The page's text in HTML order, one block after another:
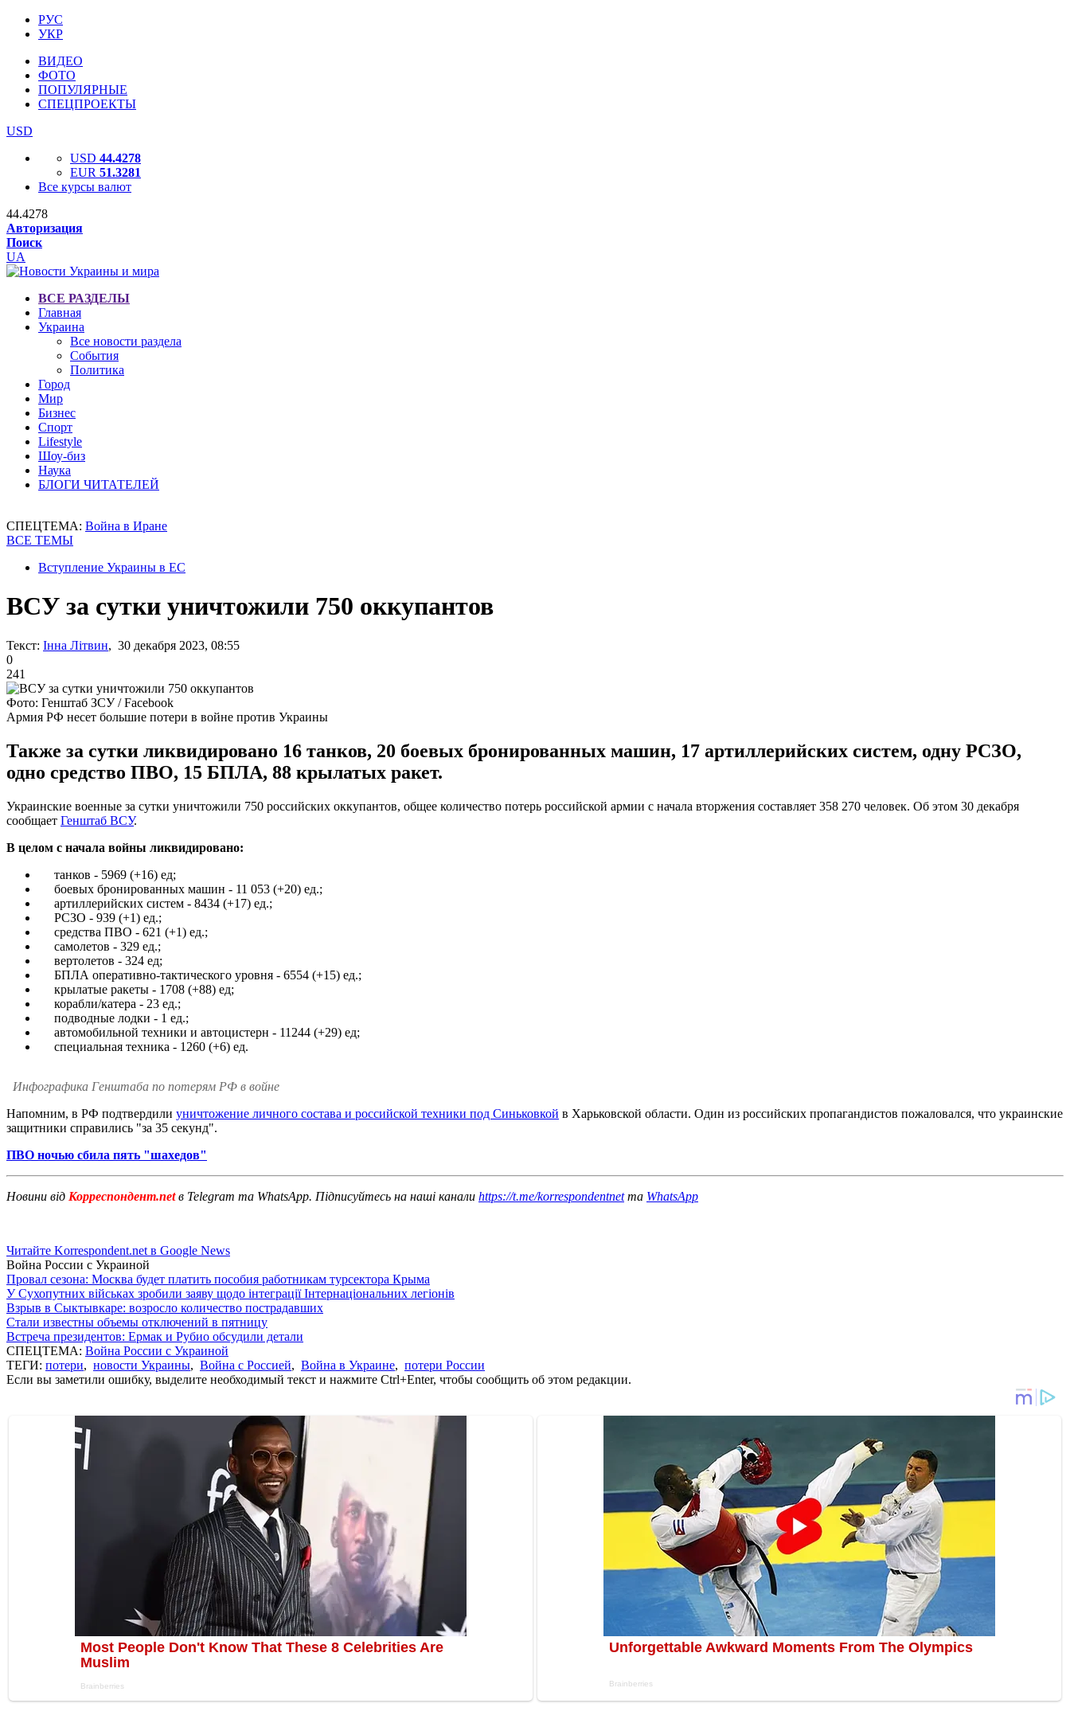
РУС
УКР
ВИДЕО
ФОТО
ПОПУЛЯРНЫЕ
СПЕЦПРОЕКТЫ
USD
USD 44.4278
EUR 51.3281
Все курсы валют
44.4278
Авторизация
Поиск
UA
ВСЕ РАЗДЕЛЫ
Главная
Украина
Все новости раздела
События
Политика
Город
Мир
Бизнес
Спорт
Lifestyle
Шоу-биз
Наука
БЛОГИ ЧИТАТЕЛЕЙ
СПЕЦТЕМА: Война в Иране
ВСЕ ТЕМЫ
Вступление Украины в ЕС
ВСУ за сутки уничтожили 750 оккупантов
Текст: Інна Літвин, 30 декабря 2023, 08:55
0
241
Фото: Генштаб ЗСУ / Facebook
Армия РФ несет большие потери в войне против Украины
Также за сутки ликвидировано 16 танков, 20 боевых бронированных машин, 17 артиллерийских систем, одну РСЗО,
одно средство ПВО, 15 БПЛА, 88 крылатых ракет.
Украинские военные за сутки уничтожили 750 российских оккупантов, общее количество потерь российской армии с начала вторжения составляет 358 270 человек. Об этом 30 декабря
сообщает Генштаб ВСУ.
В целом с начала войны ликвидировано:
танков - 5969 (+16) ед;
боевых бронированных машин - 11 053 (+20) ед.;
артиллерийских систем - 8434 (+17) ед.;
РСЗО - 939 (+1) ед.;
средства ПВО - 621 (+1) ед.;
самолетов - 329 ед.;
вертолетов - 324 ед;
БПЛА оперативно-тактического уровня - 6554 (+15) ед.;
крылатые ракеты - 1708 (+88) ед;
корабли/катера - 23 ед.;
подводные лодки - 1 ед.;
автомобильной техники и автоцистерн - 11244 (+29) ед;
специальная техника - 1260 (+6) ед.
Инфографика Генштаба по потерям РФ в войне
Напомним, в РФ подтвердили уничтожение личного состава и российской техники под Синьковкой в Харьковской области. Один из российских пропагандистов пожаловался, что украинские
защитники справились "за 35 секунд".
ПВО ночью сбила пять "шахедов"
Новини від Корреспондент.netв Telegram та WhatsApp. Підписуйтесь на наші канали https://t.me/korrespondentnetта WhatsApp
Читайте Korrespondent.net в Google News
Война России с Украиной
Провал сезона: Москва будет платить пособия работникам турсектора Крыма
У Сухопутних військах зробили заяву щодо інтеграції Інтернаціональних легіонів
Взрыв в Сыктывкаре: возросло количество пострадавших
Стали известны объемы отключений в пятницу
Встреча президентов: Ермак и Рубио обсудили детали
СПЕЦТЕМА: Война России с Украиной
ТЕГИ: потери, новости Украины, Война с Россией, Война в Украине, потери России
Если вы заметили ошибку, выделите необходимый текст и нажмите Ctrl+Enter, чтобы сообщить об этом редакции.